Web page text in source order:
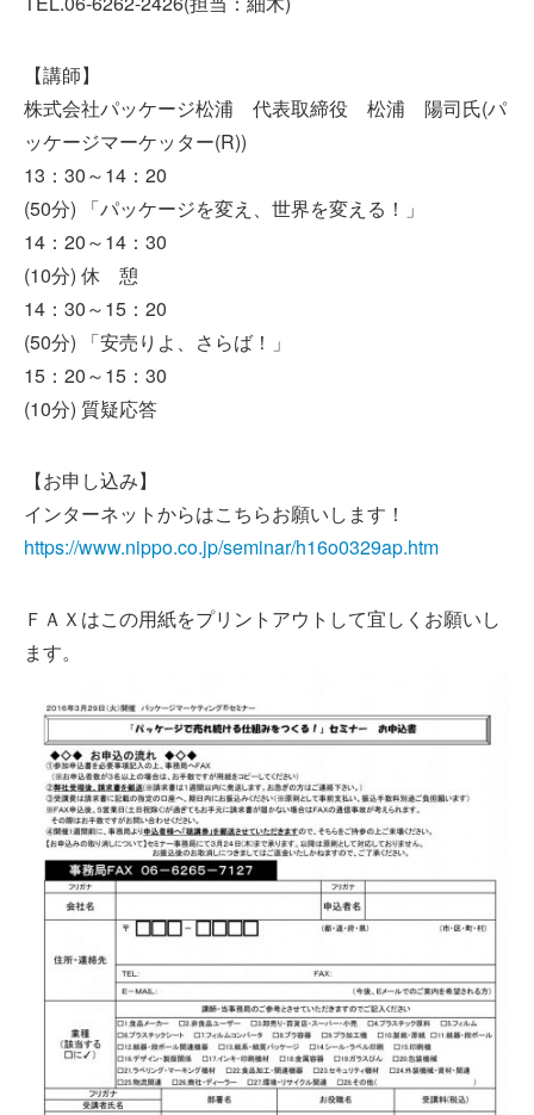
【講師】
株式会社パッケージ松浦 代表取締役 松浦 陽司氏(パ
ッケージマーケッター(R))
13：30～14：20
(50分) 「パッケージを変え、世界を変える！」
14：20～14：30
(10分) 休 憩
14：30～15：20
(50分) 「安売りよ、さらば！」
15：20～15：30
(10分) 質疑応答
【お申し込み】
インターネットからはこちらお願いします！
https://www.nippo.co.jp/seminar/h16o0329ap.htm
ＦＡＸはこの用紙をプリントアウトして宜しくお願いし
ます。